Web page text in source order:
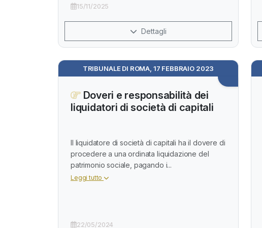
15/11/2025
Dettagli
TRIBUNALE DI ROMA, 17 FEBBRAIO 2023
Doveri e responsabilità dei
liquidatori di società di capitali
Il liquidatore di società di capitali ha il dovere di
procedere a una ordinata liquidazione del
patrimonio sociale, pagando i...
Leggi tutto
22/05/2024